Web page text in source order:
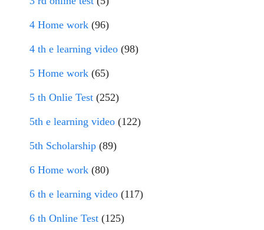
4 Home work (96)
4 th e learning video (98)
5 Home work (65)
5 th Onlie Test (252)
5th e learning video (122)
5th Scholarship (89)
6 Home work (80)
6 th e learning video (117)
6 th Online Test (125)